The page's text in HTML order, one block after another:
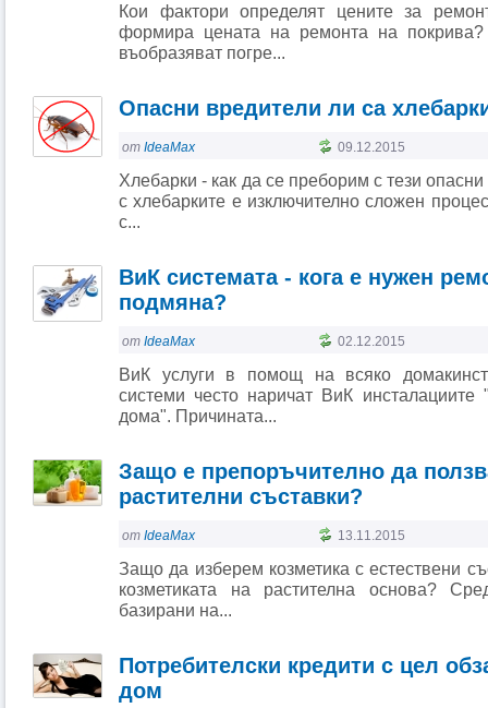
Кои фактори определят цените за
формира цената на ремонта на
въобразяват погре...
Опасни вредители ли са
от IdeaMax 09.12.2015
Хлебарки - как да се преборим с тези
с хлебарките е изключително сложен
с...
ВиК системата - кога е нужен
подмяна?
от IdeaMax 02.12.2015
ВиК услуги в помощ на всяко
системи често наричат ВиК инсталациите
дома". Причината...
Защо е препоръчително да
растителни съставки?
от IdeaMax 13.11.2015
Защо да изберем козметика с естествени
козметиката на растителна основа?
базирани на...
Потребителски кредити с цел
дом